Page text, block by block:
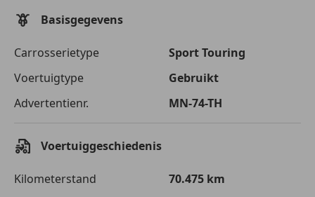
Basisgegevens
Carrosserietype
Sport Touring
Voertuigtype
Gebruikt
Advertentienr.
MN-74-TH
Voertuiggeschiedenis
Kilometerstand
70.475 km